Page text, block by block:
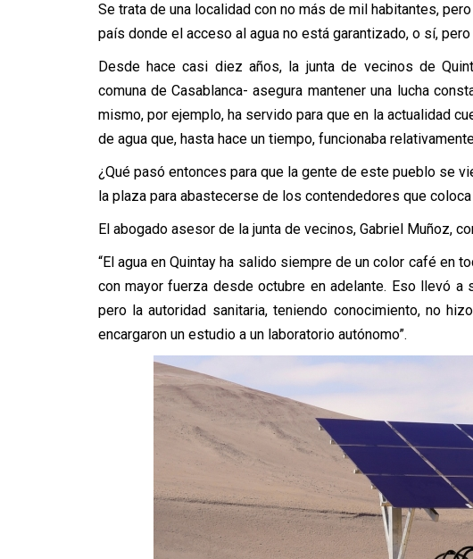
Se trata de una localidad con no más de mil habitantes,
país donde el acceso al agua no está garantizado, o sí,
Desde hace casi diez años, la junta de vecinos de
comuna de Casablanca- asegura mantener una lucha
mismo, por ejemplo, ha servido para que en la actualidad
de agua que, hasta hace un tiempo, funcionaba
¿Qué pasó entonces para que la gente de este pueblo se
la plaza para abastecerse de los contendedores que
El abogado asesor de la junta de vecinos, Gabriel Muñoz,
“El agua en Quintay ha salido siempre de un color café en
con mayor fuerza desde octubre en adelante. Eso llevó a
pero la autoridad sanitaria, teniendo conocimiento, no
encargaron un estudio a un laboratorio autónomo”.